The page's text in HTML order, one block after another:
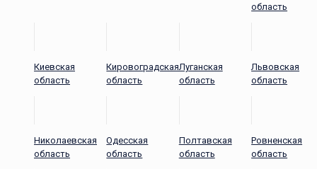
область
Киевская
область
Кировоградская
область
Луганская
область
Львовская
область
Николаевская
область
Одесская
область
Полтавская
область
Ровненская
область